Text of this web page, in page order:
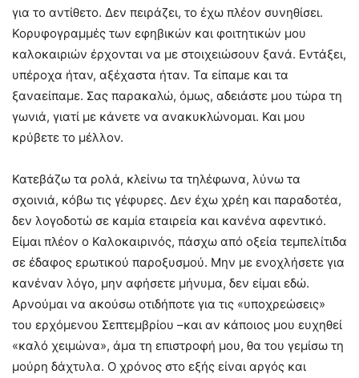
για το αντίθετο. Δεν πειράζει, το έχω πλέον συνηθίσει.
Κορυφογραμμές των εφηβικών και φοιτητικών μου
καλοκαιριών έρχονται να με στοιχειώσουν ξανά. Εντάξει,
υπέροχα ήταν, αξέχαστα ήταν. Τα είπαμε και τα
ξαναείπαμε. Σας παρακαλώ, όμως, αδειάστε μου τώρα τη
γωνιά, γιατί με κάνετε να ανακυκλώνομαι. Και μου
κρύβετε το μέλλον.
Κατεβάζω τα ρολά, κλείνω τα τηλέφωνα, λύνω τα
σχοινιά, κόβω τις γέφυρες. Δεν έχω χρέη και παραδοτέα,
δεν λογοδοτώ σε καμία εταιρεία και κανένα αφεντικό.
Είμαι πλέον ο Καλοκαιρινός, πάσχω από οξεία τεμπελίτιδα
σε έδαφος ερωτικού παροξυσμού. Μην με ενοχλήσετε για
κανέναν λόγο, μην αφήσετε μήνυμα, δεν είμαι εδώ.
Αρνούμαι να ακούσω οτιδήποτε για τις «υποχρεώσεις»
του ερχόμενου Σεπτεμβρίου –και αν κάποιος μου ευχηθεί
«καλό χειμώνα», άμα τη επιστροφή μου, θα του γεμίσω τη
μούρη δάχτυλα. Ο χρόνος στο εξής είναι αργός και